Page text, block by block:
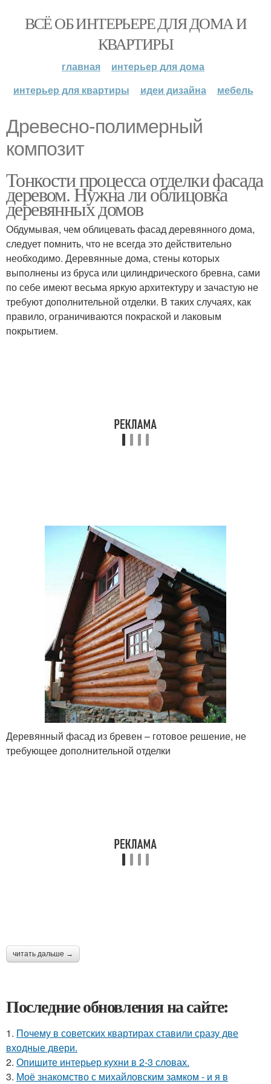
ВСЁ ОБ ИНТЕРЬЕРЕ ДЛЯ ДОМА И
КВАРТИРЫ
главная
интерьер для дома
интерьер для квартиры
идеи дизайна мебель
Древесно-полимерный
композит
Тонкости процесса отделки фасада
деревом. Нужна ли облицовка
деревянных домов
Обдумывая, чем облицевать фасад деревянного дома,
следует помнить, что не всегда это действительно
необходимо. Деревянные дома, стены которых
выполнены из бруса или цилиндрического бревна, сами
по себе имеют весьма яркую архитектуру и зачастую не
требуют дополнительной отделки. В таких случаях, как
правило, ограничиваются покраской и лаковым
покрытием.
Деревянный фасад из бревен – готовое решение, не
требующее дополнительной отделки
читать дальше →
Последние обновления на сайте:
1. Почему в советских квартирах ставили сразу две
входные двери.
2. Опишите интерьер кухни в 2-3 словах.
3. Моё знакомство с михайловским замком - и я в